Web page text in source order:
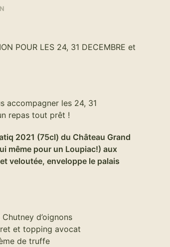
POUR LES 24, 31 DECEMBRE et
accompagner les 24, 31
repas tout prêt !
2021 (75cl) du Château Grand
même pour un Loupiac!) aux
veloutée, enveloppe le palais
d’oignons
et topping avocat
de truffe